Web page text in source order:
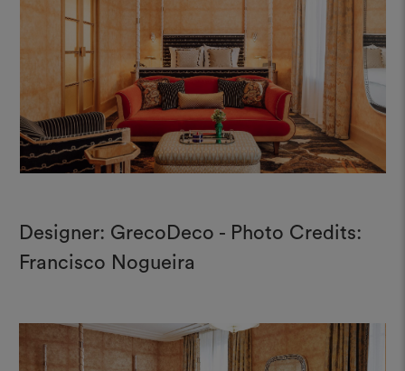
Designer: GrecoDeco - Photo Credits:
Francisco Nogueira